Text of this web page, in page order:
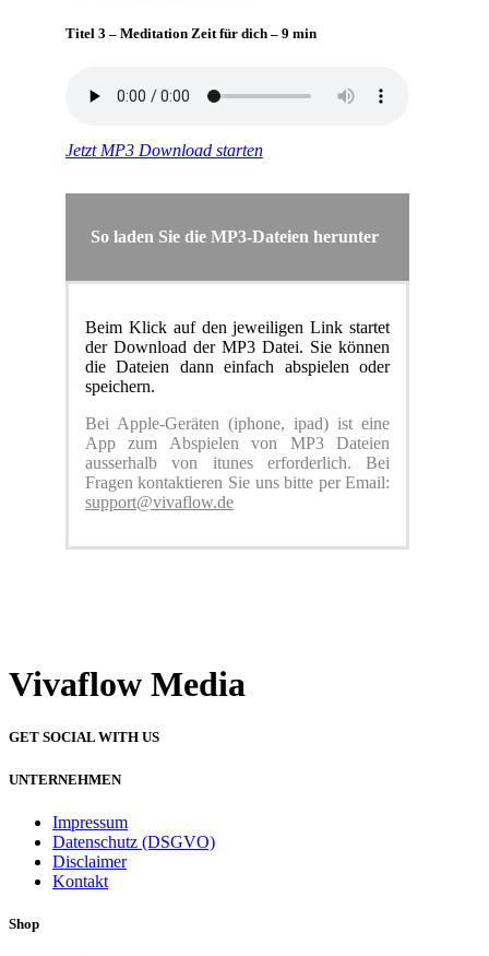
Titel 3 – Meditation Zeit für dich – 9 min
Jetzt MP3 Download starten
So laden Sie die MP3-Dateien herunter
Beim Klick auf den jeweiligen Link startet
der Download der MP3 Datei. Sie können
die Dateien dann einfach abspielen oder
speichern.
Bei Apple-Geräten (iphone, ipad) ist eine
App zum Abspielen von MP3 Dateien
ausserhalb von itunes erforderlich. Bei
Fragen kontaktieren Sie uns bitte per Email:
support@vivaflow.de
Vivaflow Media
GET SOCIAL WITH US
UNTERNEHMEN
Impressum
Datenschutz (DSGVO)
Disclaimer
Kontakt
Shop